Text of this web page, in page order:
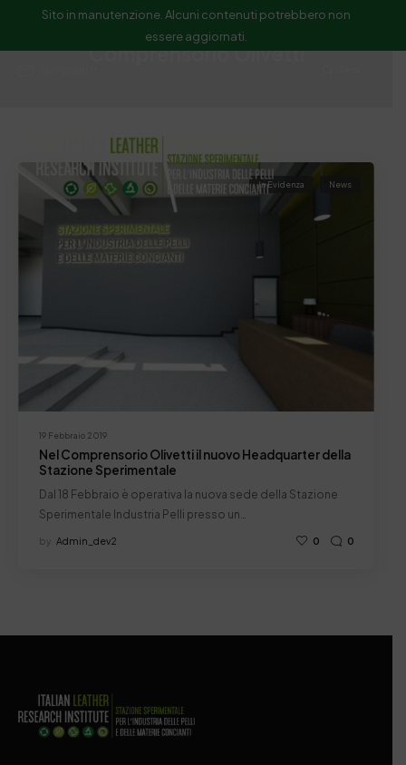
Sito in manutenzione. Alcuni contenuti potrebbero non
essere aggiornati.
Comprensorio Olivetti
19 Febbraio 2019
In Evidenza News
Nel Comprensorio Olivetti il nuovo Headquarter della
Stazione Sperimentale
Dal 18 Febbraio è operativa la nuova sede della Stazione
Sperimentale Industria Pelli presso un…
by Admin_dev2 0 0